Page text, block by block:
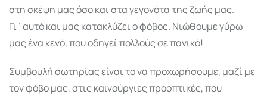
στη σκέψη μας όσο και στα γεγονότα της ζωής μας.
Γι΄αυτό και μας κατακλύζει ο φόβος. Νιώθουμε γύρω
μας ένα κενό, που οδηγεί πολλούς σε πανικό!
Συμβουλή σωτηρίας είναι το να προχωρήσουμε, μαζί με
τον φόβο μας, στις καινούργιες προοπτικές, που